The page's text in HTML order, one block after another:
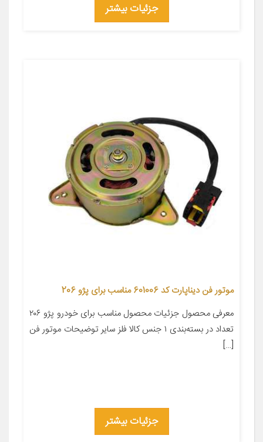
جزئیات بیشتر
موتور فن دیناپارت کد 601006 مناسب برای پژو 206
معرفی محصول جزئیات محصول مناسب برای خودرو پژو ۲۰۶
تعداد در بسته‌بندی ۱ جنس کالا فلز سایر توضیحات موتور فن
[…]
جزئیات بیشتر